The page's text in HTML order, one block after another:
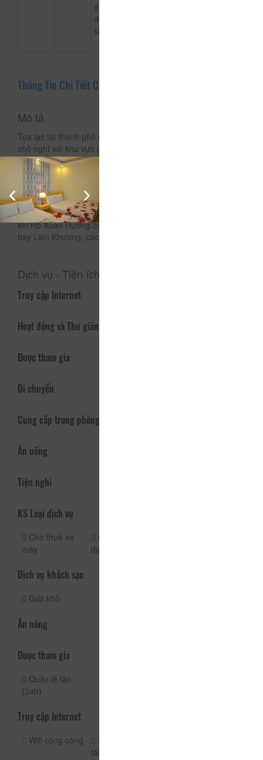
dụng
dọn vệ
sinh
Thông Tin Chi Tiết Của Khách Sạn Hoàng Nguyên
Mô tả
Tọa lạc tại thành phố Đà Lạt, Hoàng Nguyên Hotel cung cấp
chỗ nghỉ với khu vực ghế ngồi, TV màn hình phẳng và Wi-Fi
miễn phí.
Một số phòng có sân hiên và/hoặc sân trong.
Chỗ nghỉ này cung cấp cả dịch vụ thuê xe đạp và xe hơi.
Vườn hoa Đà Lạt cách khách sạn căn hộ này 1,6 km trong
khi Hồ Xuân Hương cách đó 3 km. Sân bay gần nhất là sân
bay Liên Khương, cách chỗ nghỉ 31 km.
Dịch vụ - Tiện ích
Truy cập Internet
Hoạt động và Thư giãn
Được tham gia
Di chuyển
Cung cấp trong phòng
Ăn uống
Tiện nghi
KS Loại dịch vụ
Cho thuê xe
máy
Cho thuê xe
đạp
Dịch vụ khách sạn
Giặt khô
Ăn uống
Được tham gia
Quầy lễ tân
(24h)
Truy cập Internet
Wifi công cộng
Miễn phí wifi
tất cả các phòng